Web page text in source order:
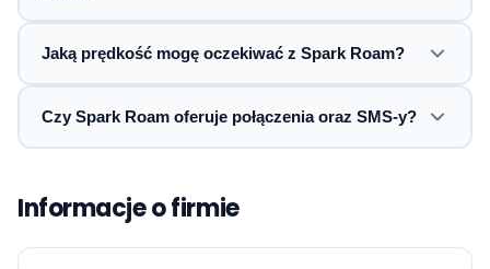
Jaką prędkość mogę oczekiwać z Spark Roam?
Czy Spark Roam oferuje połączenia oraz SMS-y?
Informacje o firmie